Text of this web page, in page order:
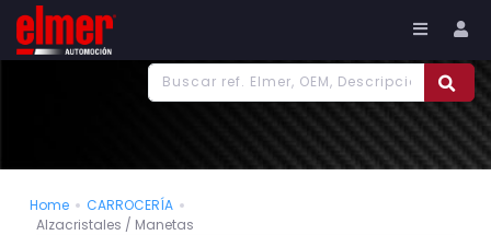
Home
CARROCERÍA
Alzacristales / Manetas